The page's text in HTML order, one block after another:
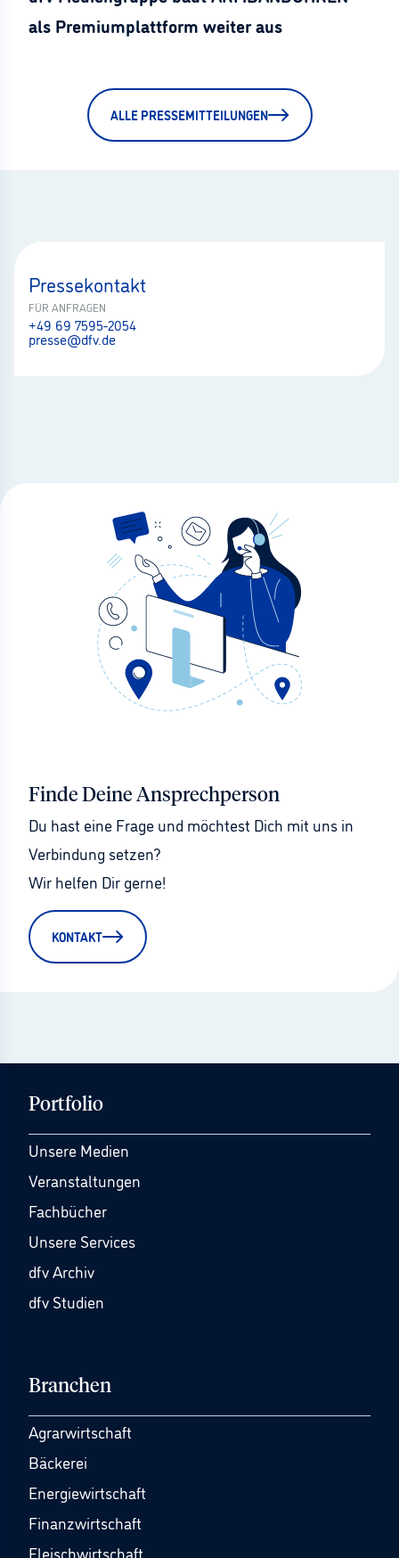
als Premiumplattform weiter aus
ALLE PRESSEMITTEILUNGEN
Pressekontakt
FÜR ANFRAGEN
+49 69 7595-2054
presse@dfv.de
Finde Deine Ansprechperson
Du hast eine Frage und möchtest Dich mit uns in
Verbindung setzen?
Wir helfen Dir gerne!
KONTAKT
Portfolio
Unsere Medien
Veranstaltungen
Fachbücher
Unsere Services
dfv Archiv
dfv Studien
Branchen
Agrarwirtschaft
Bäckerei
Energiewirtschaft
Finanzwirtschaft
Fleischwirtschaft